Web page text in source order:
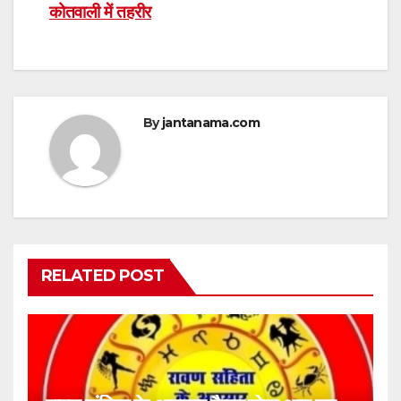
कोतवाली में तहरीर
Byjantanama.com
RELATED POST